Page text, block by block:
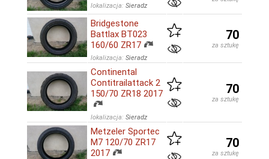
lokalizacja: Sieradz
Bridgestone
Battlax BT023
160/60 ZR17
lokalizacja: Sieradz
70
za sztukę
Continental
Contitrailattack 2
150/70 ZR18 2017
lokalizacja: Sieradz
70
za sztukę
Metzeler Sportec
M7 120/70 ZR17
2017
70
za sztukę